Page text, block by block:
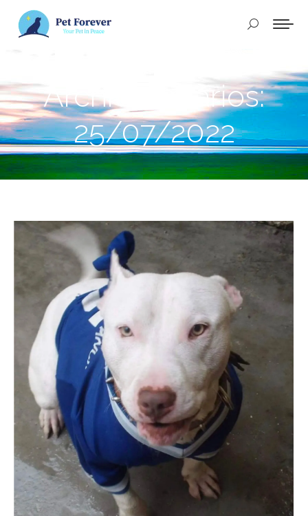
Buscar:
Archivos diarios:
25/07/2022